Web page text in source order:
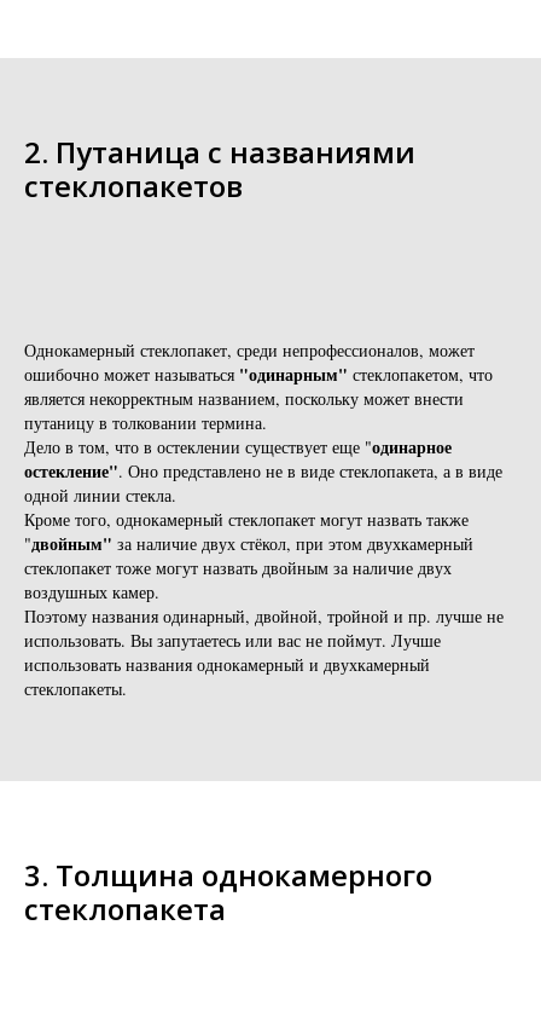
2. Путаница с названиями
стеклопакетов
Однокамерный стеклопакет, среди непрофессионалов, может
ошибочно может называться "одинарным" стеклопакетом, что
является некорректным названием, поскольку может внести
путаницу в толковании термина.
Дело в том, что в остеклении существует еще "одинарное
остекление". Оно представлено не в виде стеклопакета, а в виде
одной линии стекла.
Кроме того, однокамерный стеклопакет могут назвать также
"двойным" за наличие двух стёкол, при этом двухкамерный
стеклопакет тоже могут назвать двойным за наличие двух
воздушных камер.
Поэтому названия одинарный, двойной, тройной и пр. лучше не
использовать. Вы запутаетесь или вас не поймут. Лучше
использовать названия однокамерный и двухкамерный
стеклопакеты.
3. Толщина однокамерного
стеклопакета